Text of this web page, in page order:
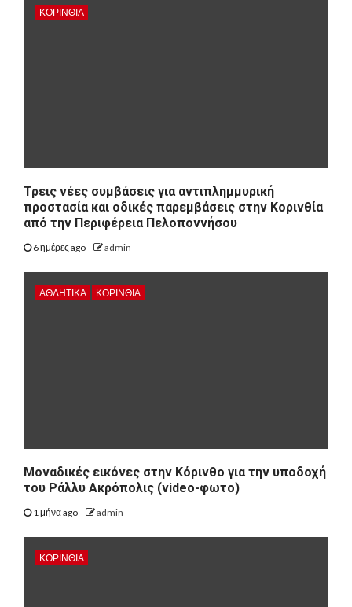
ΚΟΡΙΝΘΊΑ
Τρεις νέες συμβάσεις για αντιπλημμυρική
προστασία και οδικές παρεμβάσεις στην Κορινθία
από την Περιφέρεια Πελοποννήσου
6 ημέρες ago admin
ΑΘΛΗΤΙΚΑ ΚΟΡΙΝΘΊΑ
Μοναδικές εικόνες στην Κόρινθο για την υποδοχή
του Ράλλυ Ακρόπολις (video-φωτο)
1 μήνα ago admin
ΚΟΡΙΝΘΊΑ